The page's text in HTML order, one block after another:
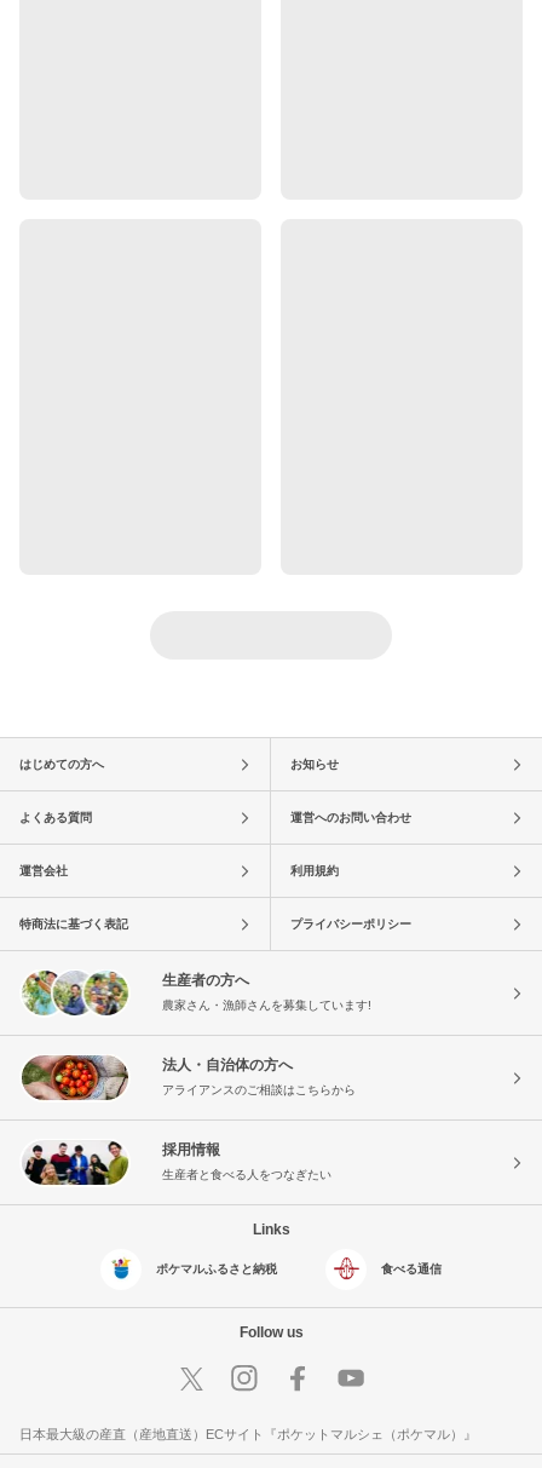
はじめての方へ お知らせ
よくある質問 運営へのお問い合わせ
運営会社 利用規約
特商法に基づく表記 プライバシーポリシー
生産者の方へ
農家さん・漁師さんを募集しています!
法人・自治体の方へ
アライアンスのご相談はこちらから
採用情報
生産者と食べる人をつなぎたい
Links
ポケマルふるさと納税 食べる通信
Follow us
日本最大級の産直（産地直送）ECサイト『ポケットマルシェ（ポケマル）』